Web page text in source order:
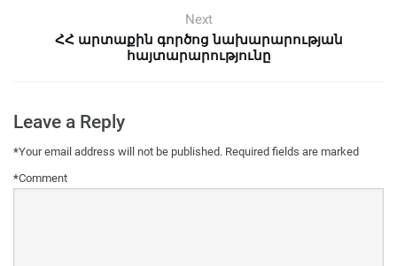
Next
ՀՀ արտաքին գործոց նախարարության
հայտարարությունը
Leave a Reply
Your email address will not be published. Required fields are marked
*
Comment
*